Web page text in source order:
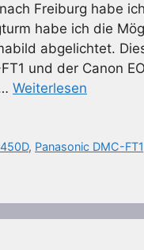
Freiburg habe
habe ich die
abgelichtet.
und der Canon
Weiterlesen
, Panasonic DMC-FT1